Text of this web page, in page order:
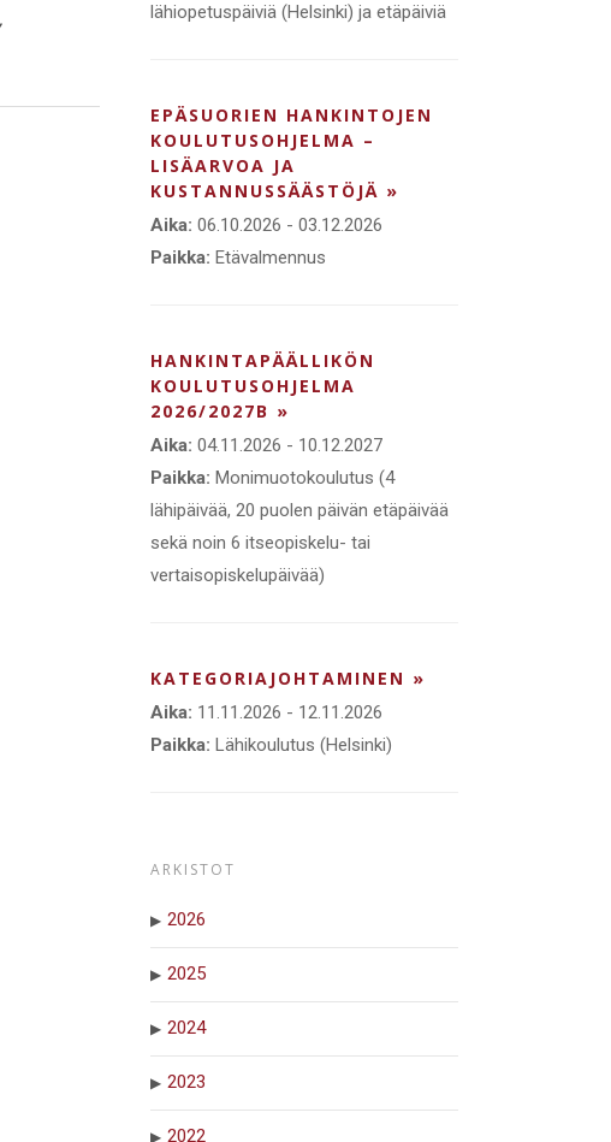
lähiopetuspäiviä (Helsinki) ja etäpäiviä
EPÄSUORIEN HANKINTOJEN
KOULUTUSOHJELMA –
LISÄARVOA JA
KUSTANNUSSÄÄSTÖJÄ »
Aika: 06.10.2026 - 03.12.2026
Paikka: Etävalmennus
HANKINTAPÄÄLLIKÖN
KOULUTUSOHJELMA
2026/2027B »
Aika: 04.11.2026 - 10.12.2027
Paikka: Monimuotokoulutus (4
lähipäivää, 20 puolen päivän etäpäivää
sekä noin 6 itseopiskelu- tai
vertaisopiskelupäivää)
KATEGORIAJOHTAMINEN »
Aika: 11.11.2026 - 12.11.2026
Paikka: Lähikoulutus (Helsinki)
ARKISTOT
2026
2025
2024
2023
2022